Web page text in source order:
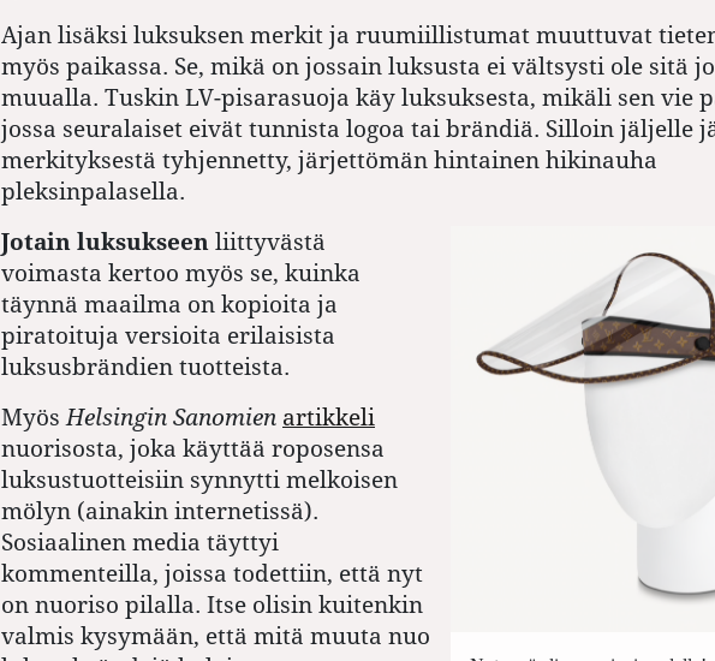
Ajan lisäksi luksuksen merkit ja ruumiillistumat muuttuvat
myös paikassa. Se, mikä on jossain luksusta ei vältsysti ole sitä
muualla. Tuskin LV-pisarasuoja käy luksuksesta, mikäli sen vie
jossa seuralaiset eivät tunnista logoa tai brändiä. Silloin jäljelle
merkityksestä tyhjennetty, järjettömän hintainen hikinauha
pleksinpalasella.
Jotain luksukseen liittyvästä
voimasta kertoo myös se, kuinka
täynnä maailma on kopioita ja
piratoituja versioita erilaisista
luksusbrändien tuotteista.
Myös Helsingin Sanomien artikkeli
nuorisosta, joka käyttää roposensa
luksustuotteisiin synnytti melkoisen
mölyn (ainakin internetissä).
Sosiaalinen media täyttyi
kommenteilla, joissa todettiin, että nyt
on nuoriso pilalla. Itse olisin kuitenkin
valmis kysymään, että mitä muuta nuo